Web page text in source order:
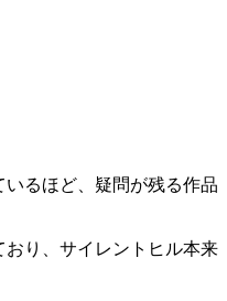
るほど、疑問が残る作品
り、サイレントヒル本来